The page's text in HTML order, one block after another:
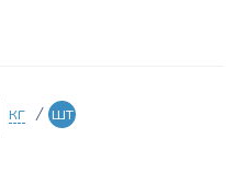
кг / шт